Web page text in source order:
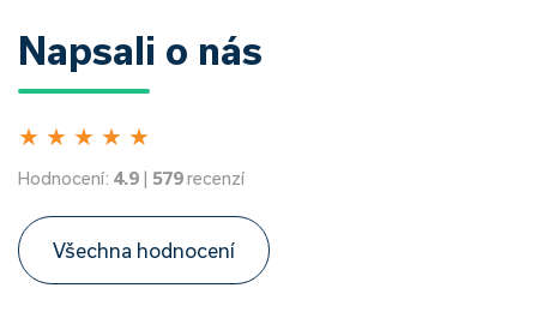
Napsali o nás
★ ★ ★ ★ ★
Hodnocení: 4.9 | 579recenzí
Všechna hodnocení